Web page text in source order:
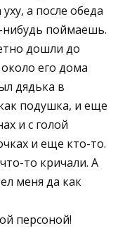
а после обеда
поймаешь.
дошли до
его дома
дядька в
подушка, и еще
и с голой
и еще кто-то.
то кричали. А
меня да как
персоной!